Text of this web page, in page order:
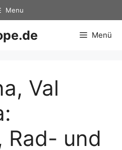
Menu
Menü
Val
Rad- und